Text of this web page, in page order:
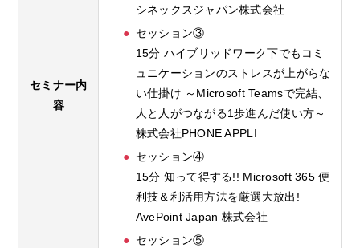
セミナー内
容
シネックスジャパン株式会社
セッション③
15分 ハイブリッドワーク下でもコミ
ュニケーションのストレスが上がらな
い仕掛け ～Microsoft Teamsで完結、
人と人がつながる1歩進んだ使い方～
株式会社PHONE APPLI
セッション④
15分 知って得する!! Microsoft 365 便
利技＆利活用方法を厳選大放出!
AvePoint Japan 株式会社
セッション⑤